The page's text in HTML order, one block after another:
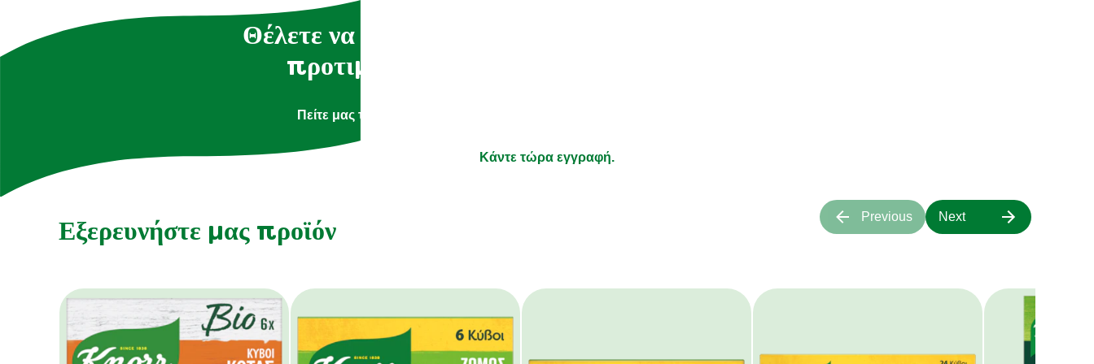
Θέλετε να λαμβάνετε συνταγές που να ταιριάζουν στις
προτιμήσεις σας και νέα για τα προϊόντα μας;
Πείτε μας τι απολαμβάνετε να μαγειρεύετε και τα υπόλοιπα αφήστε τα πάνω μας.
Κάντε τώρα εγγραφή.
Εξερευνήστε μας προϊόν
Previous Next